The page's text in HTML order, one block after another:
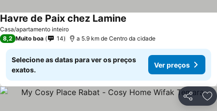
Casa/apartamento inteiro
Havre de Paix chez Lamine
8,2 Muito boa 14 a 5.9 km de Centro da cidade
Selecione as datas para ver os preços
exatos.
Ver preços
Partilhar